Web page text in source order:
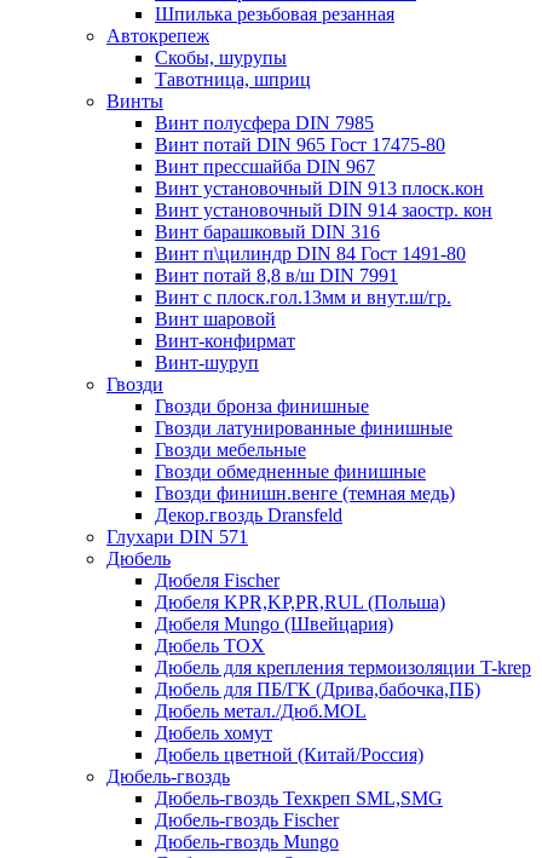
Шпилька резьбовая резанная
Автокрепеж
Скобы, шурупы
Тавотница, шприц
Винты
Винт полусфера DIN 7985
Винт потай DIN 965 Гост 17475-80
Винт прессшайба DIN 967
Винт установочный DIN 913 плоск.кон
Винт установочный DIN 914 заостр. кон
Винт барашковый DIN 316
Винт п\цилиндр DIN 84 Гост 1491-80
Винт потай 8,8 в/ш DIN 7991
Винт с плоск.гол.13мм и внут.ш/гр.
Винт шаровой
Винт-конфирмат
Винт-шуруп
Гвозди
Гвозди бронза финишные
Гвозди латунированные финишные
Гвозди мебельные
Гвозди обмедненные финишные
Гвозди финишн.венге (темная медь)
Декор.гвоздь Dransfeld
Глухари DIN 571
Дюбель
Дюбеля Fischer
Дюбеля KPR,KP,PR,RUL (Польша)
Дюбеля Mungo (Швейцария)
Дюбель TOX
Дюбель для крепления термоизоляции T-krep
Дюбель для ПБ/ГК (Дрива,бабочка,ПБ)
Дюбель метал./Дюб.MOL
Дюбель хомут
Дюбель цветной (Китай/Россия)
Дюбель-гвоздь
Дюбель-гвоздь Техкреп SML,SMG
Дюбель-гвоздь Fischer
Дюбель-гвоздь Mungo